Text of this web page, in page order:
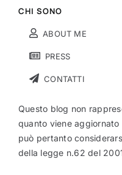
CHI SONO
ABOUT ME
PRESS
CONTATTI
Questo blog non
quanto viene
può pertanto
della legge n.62 del